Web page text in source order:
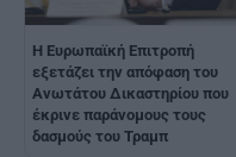
Η Ευρωπαϊκή Επιτροπή
εξετάζει την απόφαση του
Ανωτάτου Δικαστηρίου που
έκρινε παράνομους τους
δασμούς του Τραμπ